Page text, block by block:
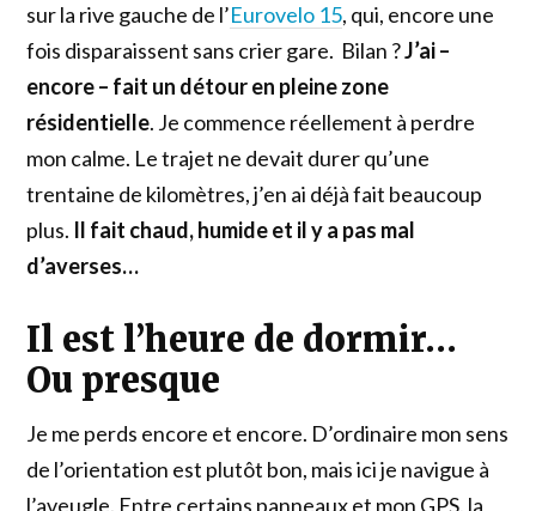
sur la rive gauche de l’Eurovelo 15, qui, encore une
fois disparaissent sans crier gare. Bilan ?J’ai –
encore – fait un détour en pleine zone
résidentielle. Je commence réellement à perdre
mon calme. Le trajet ne devait durer qu’une
trentaine de kilomètres, j’en ai déjà fait beaucoup
plus. Il fait chaud, humide et il y a pas mal
d’averses…
Il est l’heure de dormir…
Ou presque
Je me perds encore et encore. D’ordinaire mon sens
de l’orientation est plutôt bon, mais ici je navigue à
l’aveugle. Entre certains panneaux et mon GPS, la